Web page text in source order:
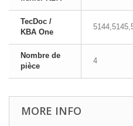
TecDoc /
KBA One
Nombre de
pièce
4
MORE INFO